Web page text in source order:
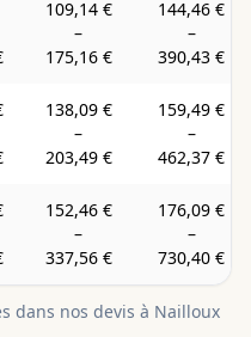
109,14 €
–
175,16 €
144,46 €
–
390,43 €
138,09 €
–
203,49 €
159,49 €
–
462,37 €
152,46 €
–
337,56 €
176,09 €
–
730,40 €
dans nos devis à Nailloux